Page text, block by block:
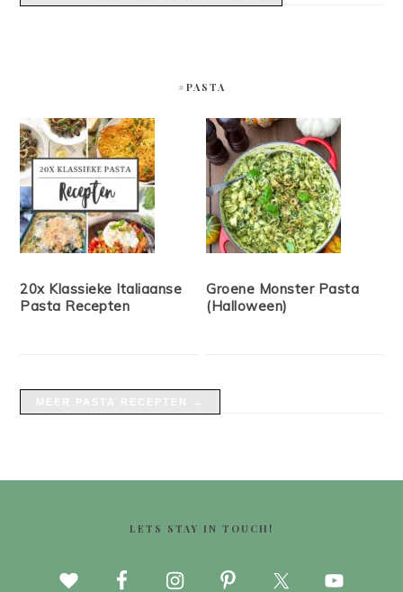
#PASTA
20x Klassieke Italiaanse
Pasta Recepten
Groene Monster Pasta
(Halloween)
LETS STAY IN TOUCH!